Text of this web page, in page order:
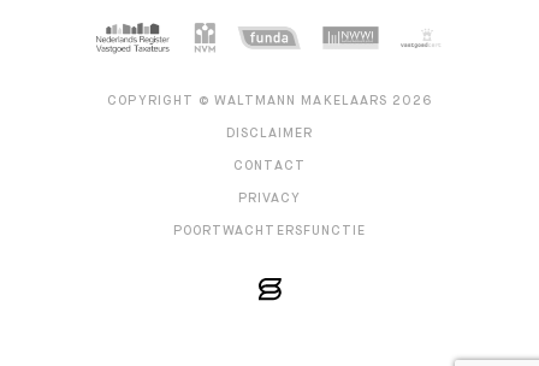
COPYRIGHT © WALTMANN MAKELAARS 2026
DISCLAIMER
CONTACT
PRIVACY
POORTWACHTERSFUNCTIE